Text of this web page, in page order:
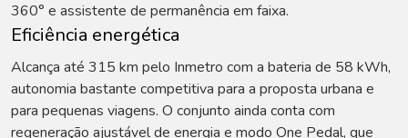
360° e assistente de permanência em faixa.
Eficiência energética
Alcança até 315 km pelo Inmetro com a bateria de 58 kWh,
autonomia bastante competitiva para a proposta urbana e
para pequenas viagens. O conjunto ainda conta com
regeneração ajustável de energia e modo One Pedal, que